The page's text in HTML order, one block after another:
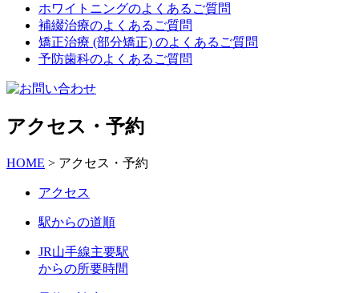
ホワイトニングのよくあるご質問
補綴治療のよくあるご質問
矯正治療 (部分矯正) のよくあるご質問
予防歯科のよくあるご質問
アクセス・予約
HOME > アクセス・予約
アクセス
駅からの道順
JR山手線主要駅
からの所要時間